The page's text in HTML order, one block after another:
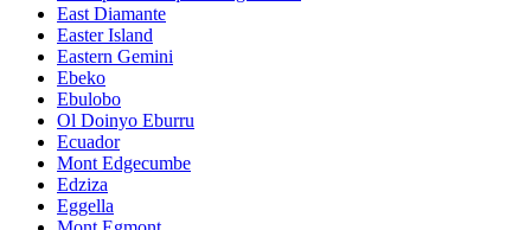
East Diamante
Easter Island
Eastern Gemini
Ebeko
Ebulobo
Ol Doinyo Eburru
Ecuador
Mont Edgecumbe
Edziza
Eggella